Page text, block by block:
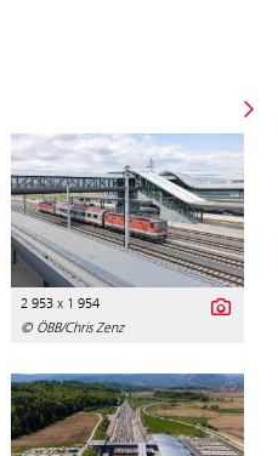
2 953 x 1 954
© ÖBB/Chris Zenz